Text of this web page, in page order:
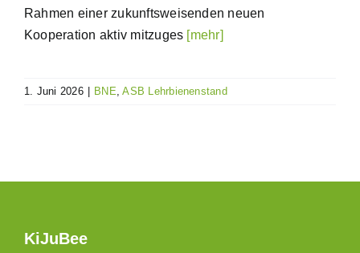
Rahmen einer zukunftsweisenden neuen
Kooperation aktiv mitzuges [mehr]
1. Juni 2026 BNE,ASB Lehrbienenstand
KiJuBee